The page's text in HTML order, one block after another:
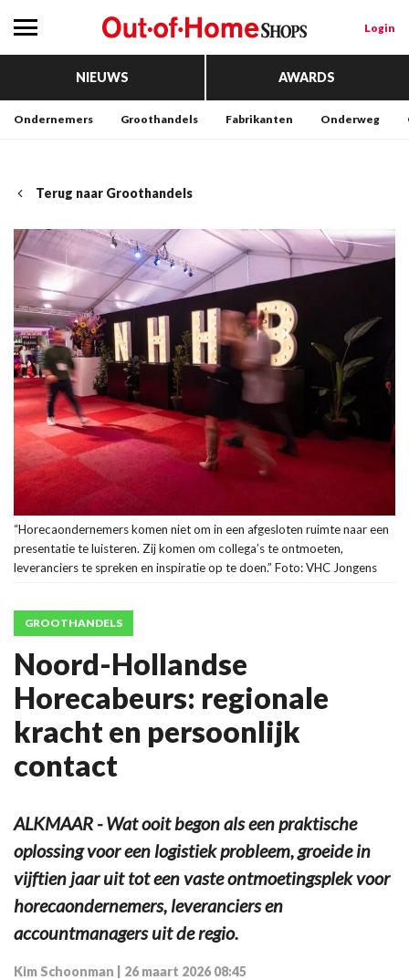
Login
NIEUWS AWARDS
Ondernemers Groothandels Fabrikanten Onderweg
Terug naar Groothandels
“Horecaondernemers komen niet om in een afgesloten ruimte naar een
presentatie te luisteren. Zij komen om collega’s te ontmoeten,
leveranciers te spreken en inspiratie op te doen.” Foto: VHC Jongens
GROOTHANDELS
Noord-Hollandse
Horecabeurs: regionale
kracht en persoonlijk
contact
ALKMAAR - Wat ooit begon als een praktische
oplossing voor een logistiek probleem, groeide in
vijftien jaar uit tot een vaste ontmoetingsplek voor
horecaondernemers, leveranciers en
accountmanagers uit de regio.
Kim Schoonman 26 maart 2026 08:45